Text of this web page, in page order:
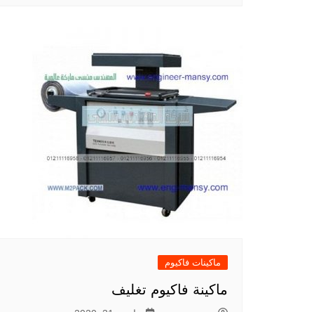
ماكينات فاكيوم
ماكينة فاكيوم تغليف